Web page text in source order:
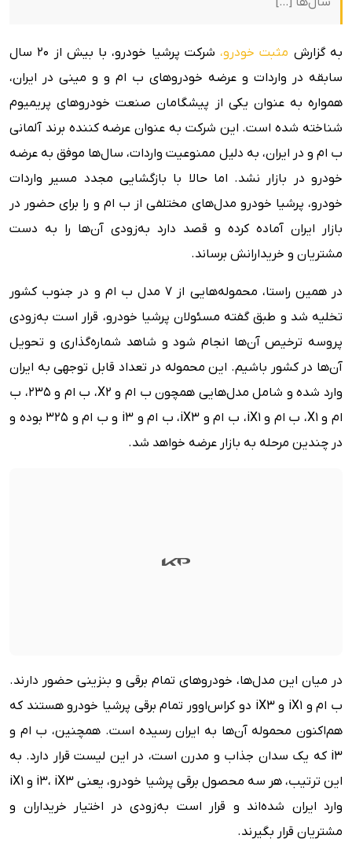
به گزارش مثبت خودرو،
شرکت پرشیا خودرو، با بیش از 20 سال
سابقه در واردات و عرضه خودروهای ب ام و و مینی در ایران،
همواره به عنوان یکی از پیشگامان صنعت خودروهای پریمیوم
شناخته شده است. این شرکت به عنوان عرضه کننده برند آلمانی
ب ام و در ایران، به دلیل ممنوعیت واردات، سال‌ها موفق به عرضه
خودرو در بازار نشد. اما حالا با بازگشایی مجدد مسیر واردات
خودرو، پرشیا خودرو مدل‌های مختلفی از ب ام و را برای حضور در
بازار ایران آماده کرده و قصد دارد به‌زودی آن‌ها را به دست
مشتریان و خریدارانش برساند.
در همین راستا، محموله‌هایی از ۷ مدل ب ام و در جنوب کشور
تخلیه شد و طبق گفته مسئولان پرشیا خودرو، قرار است به‌زودی
پروسه ترخیص آن‌ها انجام شود و شاهد شماره‌گذاری و تحویل
آن‌ها در کشور باشیم. این محموله در تعداد قابل توجهی به ایران
وارد شده و شامل مدل‌هایی همچون ب ام و X2، ب ام و 235، ب
ام و X1، ب ام و iX1، ب ام و iX3، ب ام و i3 و ب ام و 325 بوده و
در چندین مرحله به بازار عرضه خواهد شد.
در میان این مدل‌ها، خودروهای تمام برقی و بنزینی حضور دارند.
ب ام و iX1 و iX3 دو کراس‌اوور تمام برقی پرشیا خودرو هستند که
هم‌اکنون محموله آن‌ها به ایران رسیده است. همچنین، ب ام و
i3 که یک سدان جذاب و مدرن است، در این لیست قرار دارد. به
این ترتیب، هر سه محصول برقی پرشیا خودرو، یعنی i3، iX3 و iX1
وارد ایران شده‌اند و قرار است به‌زودی در اختیار خریداران و
مشتریان قرار بگیرند.